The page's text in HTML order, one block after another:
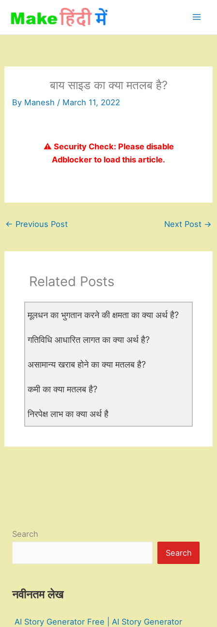
content
बाय साइड का क्या मतलब है?
By Manesh / March 11, 2022
⚠️ Security Check: Please disable
Adblocker to load this article.
← Previous Post Next Post →
Related Posts
मूलधन का भुगतान करने की क्षमता का क्या अर्थ है?
गतिविधि आधारित लागत का क्या अर्थ है?
असामान्य खराब होने का क्या मतलब है?
कमी का क्या मतलब है?
निरपेक्ष लाभ का क्या अर्थ है
Search
Search
नवीनतम लेख
AI Story Generator Free | AI Story Generator